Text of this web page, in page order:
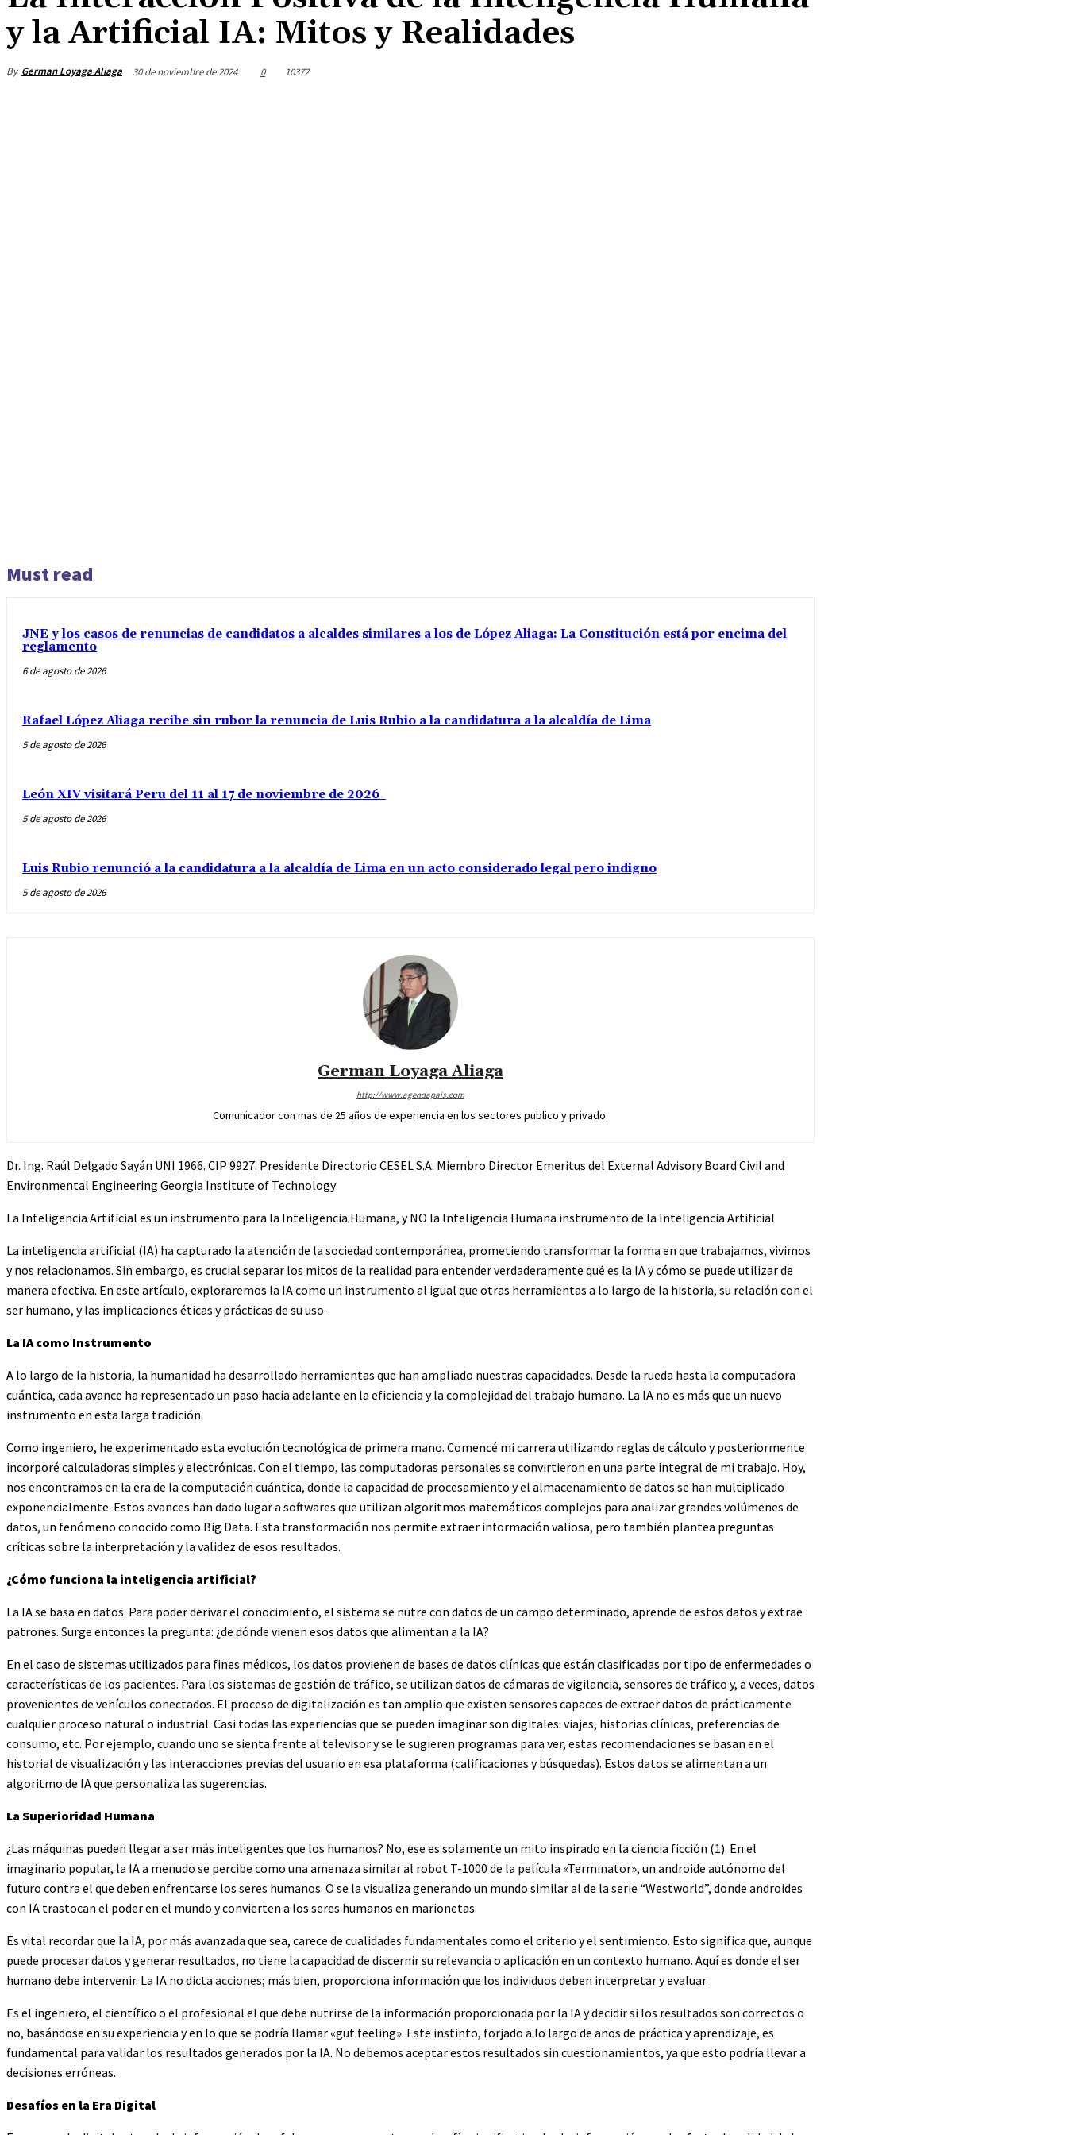
y la Artificial IA: Mitos y Realidades
By German Loyaga Aliaga 30 de noviembre de 2024 0 10372
Must read
JNE y los casos de renuncias de candidatos a alcaldes similares a los de López Aliaga: La Constitución está por encima del
reglamento
6 de agosto de 2026
Rafael López Aliaga recibe sin rubor la renuncia de Luis Rubio a la candidatura a la alcaldía de Lima
5 de agosto de 2026
León XIV visitará Peru del 11 al 17 de noviembre de 2026
5 de agosto de 2026
Luis Rubio renunció a la candidatura a la alcaldía de Lima en un acto considerado legal pero indigno
5 de agosto de 2026
German Loyaga Aliaga
http://www.agendapais.com
Comunicador con mas de 25 años de experiencia en los sectores publico y privado.
Dr. Ing. Raúl Delgado Sayán UNI 1966. CIP 9927. Presidente Directorio CESEL S.A. Miembro Director Emeritus del External Advisory Board Civil and
Environmental Engineering Georgia Institute of Technology
La Inteligencia Artificial es un instrumento para la Inteligencia Humana, y NO la Inteligencia Humana instrumento de la Inteligencia Artificial
La inteligencia artificial (IA) ha capturado la atención de la sociedad contemporánea, prometiendo transformar la forma en que trabajamos, vivimos
y nos relacionamos. Sin embargo, es crucial separar los mitos de la realidad para entender verdaderamente qué es la IA y cómo se puede utilizar de
manera efectiva. En este artículo, exploraremos la IA como un instrumento al igual que otras herramientas a lo largo de la historia, su relación con el
ser humano, y las implicaciones éticas y prácticas de su uso.
La IA como Instrumento
A lo largo de la historia, la humanidad ha desarrollado herramientas que han ampliado nuestras capacidades. Desde la rueda hasta la computadora
cuántica, cada avance ha representado un paso hacia adelante en la eficiencia y la complejidad del trabajo humano. La IA no es más que un nuevo
instrumento en esta larga tradición.
Como ingeniero, he experimentado esta evolución tecnológica de primera mano. Comencé mi carrera utilizando reglas de cálculo y posteriormente
incorporé calculadoras simples y electrónicas. Con el tiempo, las computadoras personales se convirtieron en una parte integral de mi trabajo. Hoy,
nos encontramos en la era de la computación cuántica, donde la capacidad de procesamiento y el almacenamiento de datos se han multiplicado
exponencialmente. Estos avances han dado lugar a softwares que utilizan algoritmos matemáticos complejos para analizar grandes volúmenes de
datos, un fenómeno conocido como Big Data. Esta transformación nos permite extraer información valiosa, pero también plantea preguntas
críticas sobre la interpretación y la validez de esos resultados.
¿Cómo funciona la inteligencia artificial?
La IA se basa en datos. Para poder derivar el conocimiento, el sistema se nutre con datos de un campo determinado, aprende de estos datos y extrae
patrones. Surge entonces la pregunta: ¿de dónde vienen esos datos que alimentan a la IA?
En el caso de sistemas utilizados para fines médicos, los datos provienen de bases de datos clínicas que están clasificadas por tipo de enfermedades o
características de los pacientes. Para los sistemas de gestión de tráfico, se utilizan datos de cámaras de vigilancia, sensores de tráfico y, a veces, datos
provenientes de vehículos conectados. El proceso de digitalización es tan amplio que existen sensores capaces de extraer datos de prácticamente
cualquier proceso natural o industrial. Casi todas las experiencias que se pueden imaginar son digitales: viajes, historias clínicas, preferencias de
consumo, etc. Por ejemplo, cuando uno se sienta frente al televisor y se le sugieren programas para ver, estas recomendaciones se basan en el
historial de visualización y las interacciones previas del usuario en esa plataforma (calificaciones y búsquedas). Estos datos se alimentan a un
algoritmo de IA que personaliza las sugerencias.
La Superioridad Humana
¿Las máquinas pueden llegar a ser más inteligentes que los humanos? No, ese es solamente un mito inspirado en la ciencia ficción (1). En el
imaginario popular, la IA a menudo se percibe como una amenaza similar al robot T-1000 de la película «Terminator», un androide autónomo del
futuro contra el que deben enfrentarse los seres humanos. O se la visualiza generando un mundo similar al de la serie “Westworld”, donde androides
con IA trastocan el poder en el mundo y convierten a los seres humanos en marionetas.
Es vital recordar que la IA, por más avanzada que sea, carece de cualidades fundamentales como el criterio y el sentimiento. Esto significa que, aunque
puede procesar datos y generar resultados, no tiene la capacidad de discernir su relevancia o aplicación en un contexto humano. Aquí es donde el ser
humano debe intervenir. La IA no dicta acciones; más bien, proporciona información que los individuos deben interpretar y evaluar.
Es el ingeniero, el científico o el profesional el que debe nutrirse de la información proporcionada por la IA y decidir si los resultados son correctos o
no, basándose en su experiencia y en lo que se podría llamar «gut feeling». Este instinto, forjado a lo largo de años de práctica y aprendizaje, es
fundamental para validar los resultados generados por la IA. No debemos aceptar estos resultados sin cuestionamientos, ya que esto podría llevar a
decisiones erróneas.
Desafíos en la Era Digital